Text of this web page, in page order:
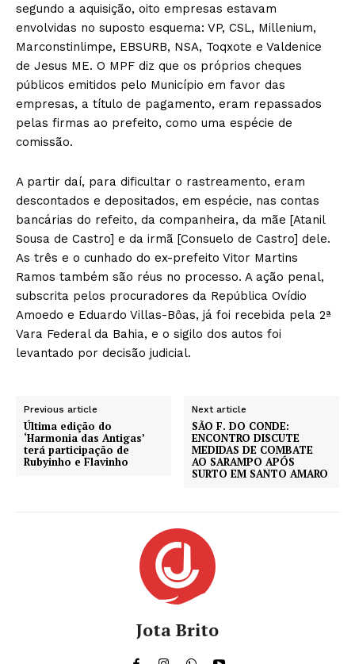
segundo a aquisição, oito empresas estavam
envolvidas no suposto esquema: VP, CSL, Millenium,
Marconstinlimpe, EBSURB, NSA, Toqxote e Valdenice
de Jesus ME. O MPF diz que os próprios cheques
públicos emitidos pelo Município em favor das
empresas, a título de pagamento, eram repassados
pelas firmas ao prefeito, como uma espécie de
comissão.
A partir daí, para dificultar o rastreamento, eram
descontados e depositados, em espécie, nas contas
bancárias do refeito, da companheira, da mãe [Atanil
Sousa de Castro] e da irmã [Consuelo de Castro] dele.
As três e o cunhado do ex-prefeito Vitor Martins
Ramos também são réus no processo. A ação penal,
subscrita pelos procuradores da República Ovídio
Amoedo e Eduardo Villas-Bôas, já foi recebida pela 2ª
Vara Federal da Bahia, e o sigilo dos autos foi
levantado por decisão judicial.
Previous article
Última edição do
‘Harmonia das Antigas’
terá participação de
Rubyinho e Flavinho
Next article
SÃO F. DO CONDE:
ENCONTRO DISCUTE
MEDIDAS DE COMBATE
AO SARAMPO APÓS
SURTO EM SANTO AMARO
Jota Brito